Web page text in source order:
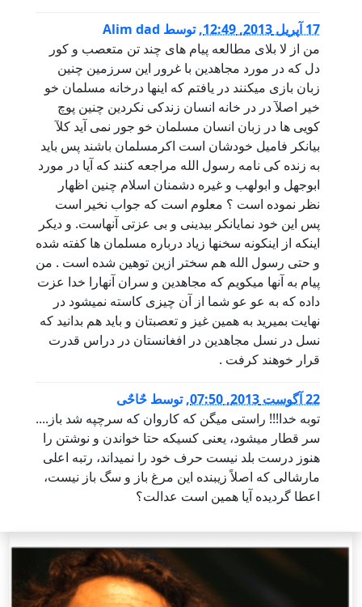
17 آپریل 2013, 12:49 ,توسط Alim dad
من از لا بلای مطالعه پیام های چند تن متعصب و کور
دل که در مورد مجاهدین با غرور این سرزمین چنین
زبان بازی میکنند در یافتم که اینها درخانه مسلمان خو
خیر اصلآ در در خانه انسان زندکی نکردین چنین پوچ
کویی ها در زبان انسان مسلمان خو جور نمی آید کلآ
بیانکر فامیل خودشان است اکرمسلمان باشند پس باید
به زنده کی نامه رسول الله مراجعه کنند که آیا در مورد
ابوجهل و ابولهب و غیره دشمنان اسلام چنین اظهار
نظر نموده است ؟ معلوم است که جواب نخیر است
پس این خود نمایانکر بیدینی و بی عزتی آنهاست. و دیکر
اینکه از اینکونه سخنها زیاد درباره مسلمان ها کفته شده
و حتی رسول الله هم سختر ازین توهین شده است . من
پیام به آنها میکویم که مجاهدین و سران آنهارا خدا عزت
داده که به عو عو شما از آن چیزی کاسته نمیشود در
نهایت بمیرید به همین غیز و تعصبتان و باید هم بدانید که
نسل در نسل مجاهدین در افغانستان در دراس قدرت
قرار خوهند کرفت .
22 آگوست 2013, 07:50 ,توسط حٌاحٌی
توبه خدا!!! راستی میگن که کاروان که سرچپه شد باز....
سر قطار میشود، یعنی کسیکه حتا خواندن و نوشتن را
هنوز درست بلد نیست حرف خود را نمیداند، رتبه اعلی
مارشالی که اصلاً زیبنده این مرغ باز و سگ باز نیست،
اعطا گردیده آیا همین است عدالت؟